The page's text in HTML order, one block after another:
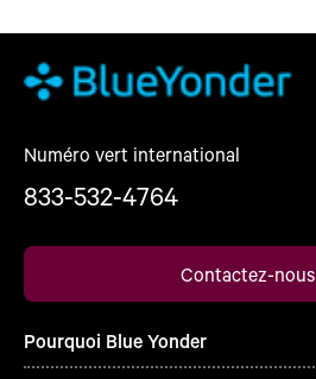
Numéro vert international
833-532-4764
Contactez-nous
Pourquoi Blue Yonder